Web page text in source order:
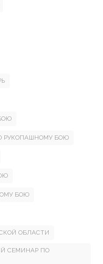
РУКОПАШНОМУ БОЮ
БОЮ
ОБЛАСТИ
СЕМИНАР ПО